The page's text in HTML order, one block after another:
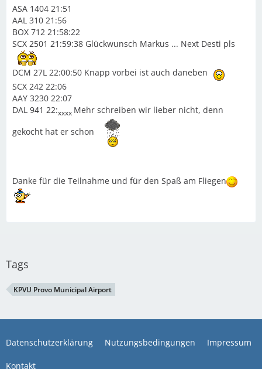
ASA 1404 21:51
AAL 310 21:56
BOX 712 21:58:22
SCX 2501 21:59:38 Glückwunsch Markus ... Next Desti pls
DCM 27L 22:00:50 Knapp vorbei ist auch daneben
SCX 242 22:06
AAY 3230 22:07
DAL 941 22:xxxx Mehr schreiben wir lieber nicht, denn
gekocht hat er schon
Danke für die Teilnahme und für den Spaß am Fliegen
Tags
KPVU Provo Municipal Airport
Datenschutzerklärung Nutzungsbedingungen Impressum
Kontakt